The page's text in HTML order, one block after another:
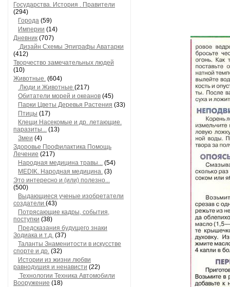
Государства. История . Правители
(294)
Города (59)
Империи (14)
Дневник (707)
Дизайн Схемы Эпиграфы Аватарки
(412)
Творчество замечательных людей
(10)
Животные. (604)
Люди и Животные (217)
Обитатели морей и океанов (45)
Парки Цветы Деревья Растения (33)
Птицы (17)
Клещи Насекомые и др. летающие.
паразиты... (13)
Змеи (4)
Здоровье Профилактика Помощь
Лечение (217)
Народная медицина травы... (54)
MEDIK. Народная медицина. (3)
Это интересно и (или) полезно...
(500)
Выдающиеся ученые изобретатели
создатели (43)
Потрясающие кадры, события,
поступки (38)
Предсказания будущего знаки
Зодиака и т.д. (37)
Таланты Знаменитости в искусстве
спорте и др. (32)
Истории из жизни любви
равнодушия и ненависти (22)
Технологии Техника Автомобили
Вооружение (18)